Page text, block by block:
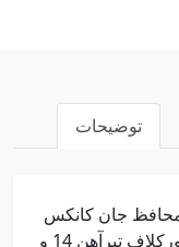
توضیحات
ساندویچ پانل2.5*12 شاسی دورکلاف تیرآهن 14 و